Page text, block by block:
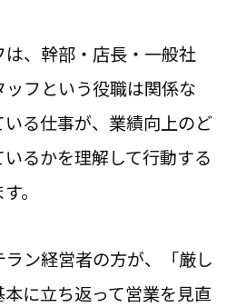
、幹部・店長・一般社
フという役職は関係な
る仕事が、業績向上のど
るかを理解して行動する
。
ン経営者の方が、「厳し
に立ち返って営業を見直